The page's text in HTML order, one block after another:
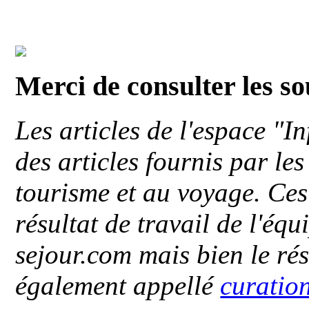
Merci de consulter les
Les articles de l'espace
des articles fournis par
tourisme et au voyage.
résultat de travail de
sejour.com mais bien le
également appellé